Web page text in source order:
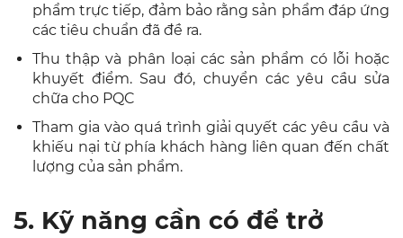
phẩm trực tiếp, đảm bảo rằng sản phẩm đáp ứng
các tiêu chuẩn đã đề ra.
Thu thập và phân loại các sản phẩm có lỗi hoặc
khuyết điểm. Sau đó, chuyển các yêu cầu sửa
chữa cho PQC
Tham gia vào quá trình giải quyết các yêu cầu và
khiếu nại từ phía khách hàng liên quan đến chất
lượng của sản phẩm.
5. Kỹ năng cần có để trở